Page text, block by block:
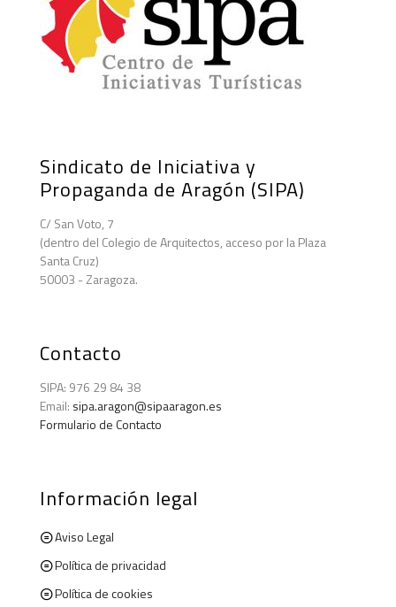
Sindicato de Iniciativa y
Propaganda de Aragón (SIPA)
C/ San Voto, 7
(dentro del Colegio de Arquitectos, acceso por la Plaza
Santa Cruz)
50003 - Zaragoza.
Contacto
SIPA: 976 29 84 38
Email: sipa.aragon@sipaaragon.es
Formulario de Contacto
Información legal
Aviso Legal
Política de privacidad
Política de cookies